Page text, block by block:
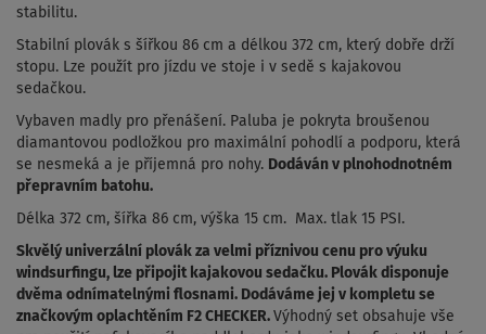
stabilitu.
Stabilní plovák s šířkou 86 cm a délkou 372 cm, který dobře drží
stopu. Lze použít pro jízdu ve stoje i v sedě s kajakovou
sedačkou.
Vybaven madly pro přenášení. Paluba je pokryta broušenou
diamantovou podložkou pro maximální pohodlí a podporu, která
se nesmeká a je příjemná pro nohy. Dodáván v plnohodnotném
přepravním batohu.
Délka 372 cm, šířka 86 cm, výška 15 cm. Max. tlak 15 PSI.
Skvělý univerzální plovák za velmi příznivou cenu pro výuku
windsurfingu, lze připojit kajakovou sedačku. Plovák disponuje
dvěma odnímatelnými flosnami. Dodáváme jej v kompletu se
značkovým oplachtěním F2 CHECKER. Výhodný set obsahuje vše